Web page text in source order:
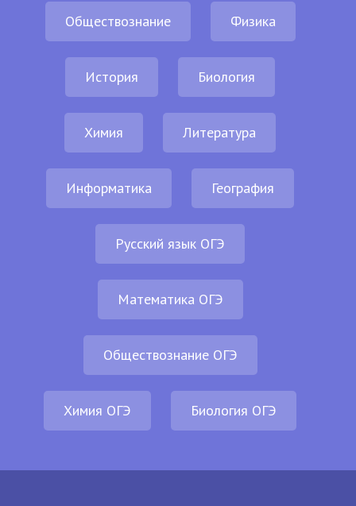
Обществознание Физика
История Биология
Химия Литература
Информатика География
Русский язык ОГЭ
Математика ОГЭ
Обществознание ОГЭ
Химия ОГЭ Биология ОГЭ